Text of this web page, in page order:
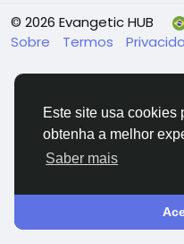
Este site usa cookies
obtenha a melhor
Saber mais
© 2026 Evangetic HUB
Sobre
Termos